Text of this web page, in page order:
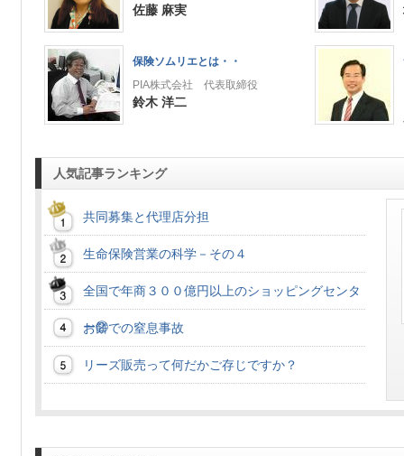
佐藤 麻実
保険ソムリエとは・・
PIA株式会社 代表取締役
鈴木 洋二
人気記事ランキング
共同募集と代理店分担
生命保険営業の科学－その４
全国で年商３００億円以上のショッピングセンタ
ー②
お餅での窒息事故
リーズ販売って何だかご存じですか？